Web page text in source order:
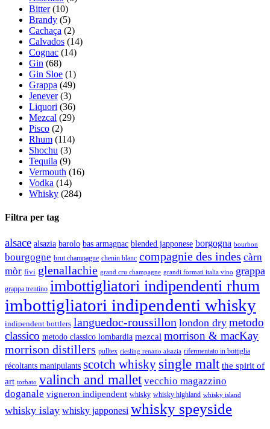
Bitter (10)
Brandy (5)
Cachaça (2)
Calvados (14)
Cognac (14)
Gin (68)
Gin Sloe (1)
Grappa (49)
Jenever (3)
Liquori (36)
Mezcal (29)
Pisco (2)
Rhum (114)
Shochu (3)
Tequila (9)
Vermouth (16)
Vodka (14)
Whisky (284)
Filtra per tag
alsace alsazia barolo bas armagnac blended japponese borgogna bourbon
bourgogne brut champagne chenin blanc compagnie des indes càrn
mòr fivi glenallachie grand cru champagne grandi formati italia vino grappa
grappa trentino imbottigliatori indipendenti rhum
imbottigliatori indipendenti whisky
indipendent bottlers languedoc-roussillon london dry metodo
classico metodo classico lombardia mezcal morrison & macKay
morrison distillers pulltex riesling renano alsazia rifermentato in bottiglia
récoltants manipulants scotch whisky single malt the spirit of
art torbato valinch and mallet vecchio magazzino
doganale vigneron indipendent whisky whisky highland whisky island
whisky islay whisky japponesi whisky speyside